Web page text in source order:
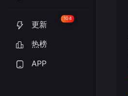
更新
104
热榜
APP